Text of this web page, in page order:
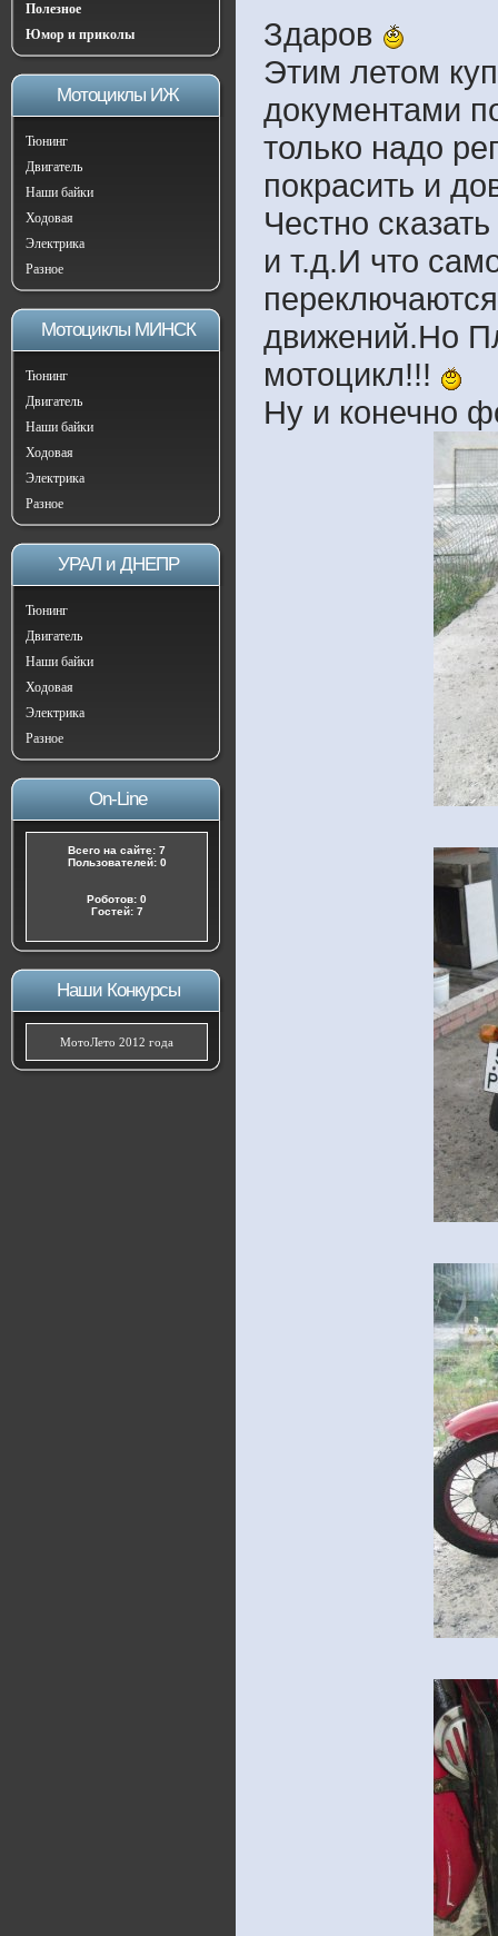
Полезное
Юмор и приколы
Мотоциклы ИЖ
Тюнинг
Двигатель
Наши байки
Ходовая
Электрика
Разное
Мотоциклы МИНСК
Тюнинг
Двигатель
Наши байки
Ходовая
Электрика
Разное
УРАЛ и ДНЕПР
Тюнинг
Двигатель
Наши байки
Ходовая
Электрика
Разное
On-Line
Всего на сайте: 7
Пользователей: 0
Роботов: 0
Гостей: 7
Наши Конкурсы
МотоЛето 2012 года
Здаров
Этим летом
документами
только надо
покрасить и
Честно
и т.д.И что
движений.Но
мотоцикл!!!
Ну и конечно